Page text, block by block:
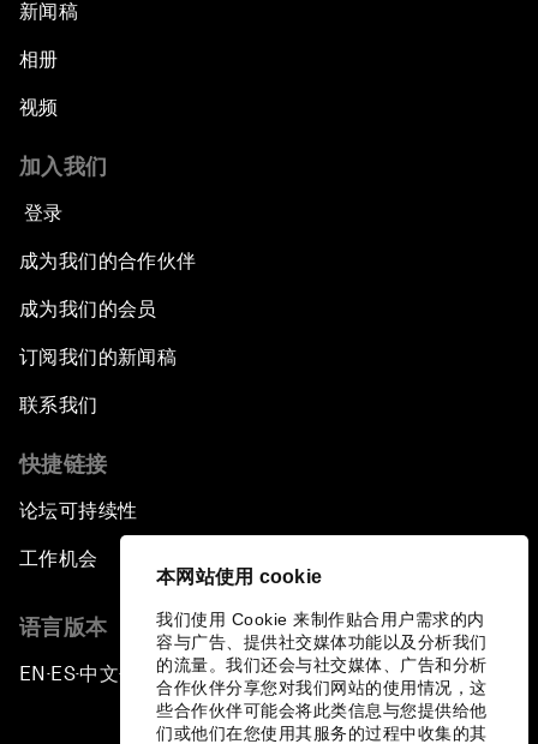
本网站使用 cookie
我们使用 Cookie 来制作贴合用户需求的内
容与广告、提供社交媒体功能以及分析我们
的流量。我们还会与社交媒体、广告和分析
合作伙伴分享您对我们网站的使用情况，这
些合作伙伴可能会将此类信息与您提供给他
们或他们在您使用其服务的过程中收集的其
新闻稿
相册
视频
加入我们
登录
成为我们的合作伙伴
成为我们的会员
订阅我们的新闻稿
联系我们
快捷链接
论坛可持续性
工作机会
语言版本
EN ▪ES▪中文▪ 日本語